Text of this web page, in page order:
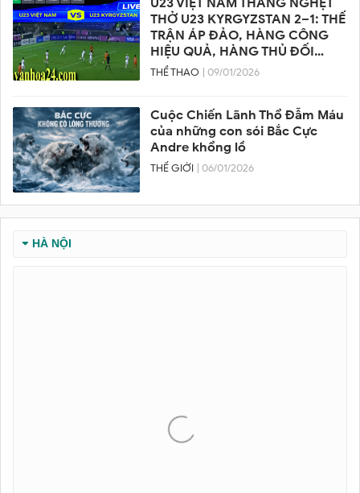
U23 VIỆT NAM THẮNG NGHẸT
THỞ U23 KYRGYZSTAN 2–1: THẾ
TRẬN ÁP ĐẢO, HÀNG CÔNG
HIỆU QUẢ, HÀNG THỦ ĐỐI
PHƯƠNG SUÝT VỠ TRẬN
THỂ THAO | 09/01/2026
Cuộc Chiến Lãnh Thổ Đẫm Máu
của những con sói Bắc Cực
Andre khổng lồ
THẾ GIỚI | 06/01/2026
HÀ NỘI